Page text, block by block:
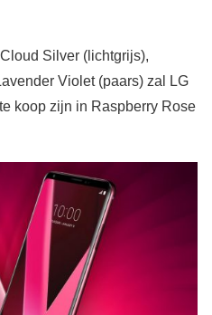
Silver (lichtgrijs),
Violet (paars) zal LG
koop zijn in Raspberry Rose